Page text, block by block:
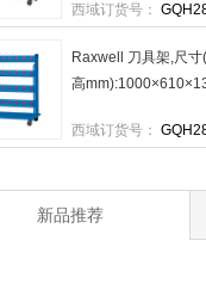
RHWC00020 售卖规
西域订货号：
Raxwell 刀具架,尺寸
高
(PCS):28，
西域订货号：
新品推荐